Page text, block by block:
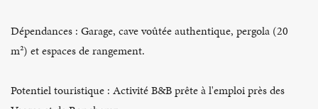
Dépendances : Garage, cave voûtée authentique, pergola (20
m²) et espaces de rangement.
Potentiel touristique : Activité B&B prête à l'emploi près des